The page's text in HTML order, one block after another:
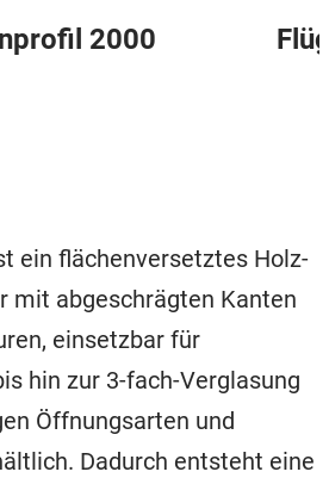
2000
ein flächenversetztes Holz-
mit abgeschrägten Kanten
einsetzbar für
hin zur 3-fach-Verglasung
Öffnungsarten und
Dadurch entsteht eine